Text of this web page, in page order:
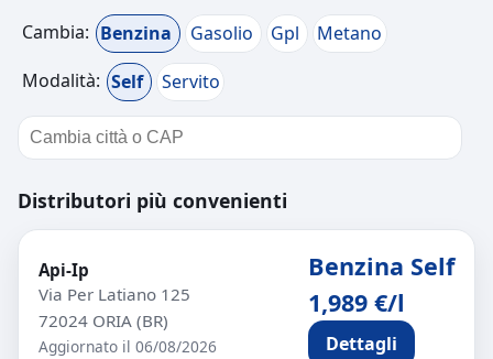
Cambia: Benzina Gasolio Gpl
Metano
Modalità: Self Servito
Distributori più convenienti
Api-Ip
Via Per Latiano 125
72024 ORIA (BR)
Aggiornato il 06/08/2026
Benzina Self
1,989 €/l
Dettagli